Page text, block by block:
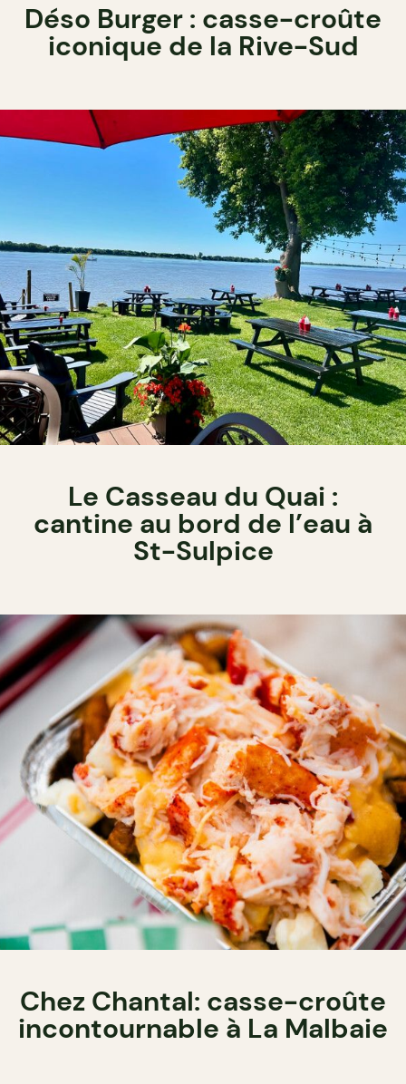
Déso Burger : casse-croûte
iconique de la Rive-Sud
Le Casseau du Quai :
cantine au bord de l’eau à
St-Sulpice
Chez Chantal: casse-croûte
incontournable à La Malbaie